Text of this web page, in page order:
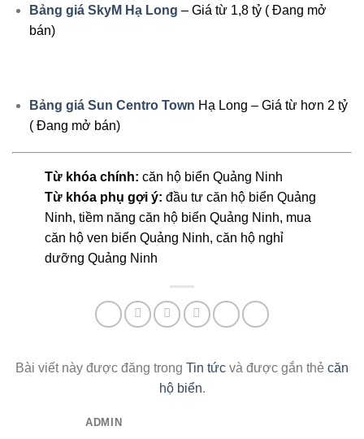
Bảng giá SkyM Hạ Long – Giá từ 1,8 tỷ ( Đang mở
bán)
Bảng giá Sun Centro Town Hạ Long – Giá từ hơn 2 tỷ
( Đang mở bán)
Từ khóa chính: căn hộ biển Quảng Ninh
Từ khóa phụ gợi ý: đầu tư căn hộ biển Quảng
Ninh, tiềm năng căn hộ biển Quảng Ninh, mua
căn hộ ven biển Quảng Ninh, căn hộ nghỉ
dưỡng Quảng Ninh
Bài viết này được đăng trong Tin tức và được gắn thẻ căn
hộ biển.
ADMIN